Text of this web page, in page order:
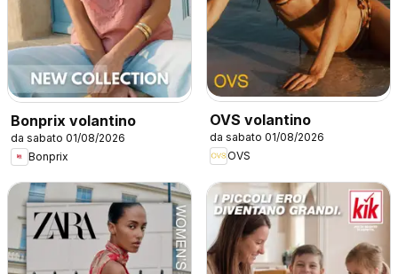
Bonprix volantino
da sabato 01/08/2026
Bonprix
OVS volantino
da sabato 01/08/2026
OVS